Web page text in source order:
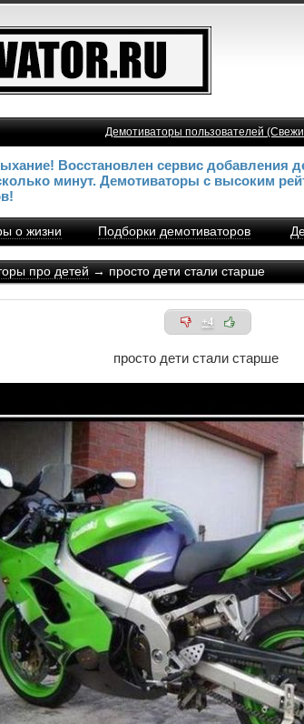
Демотиваторы пользователей
Восстановлен сервис добавления
минут. Демотиваторы с высоким
о жизни Подборки демотиваторов
про детей→ просто дети стали старше
+4
просто дети стали старше